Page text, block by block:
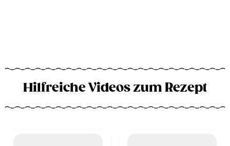
Hilfreiche Videos zum Rezept